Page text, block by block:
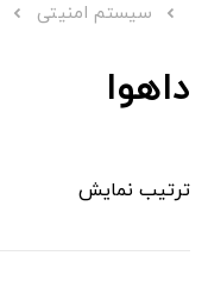
سیستم امنیتی
داهوا
ترتیب نمایش